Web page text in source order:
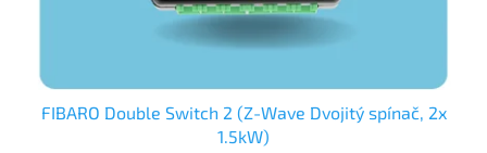
FIBARO Double Switch 2 (Z-Wave Dvojitý spínač, 2x
1.5kW)